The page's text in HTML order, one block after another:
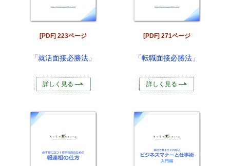
[PDF] 223ページ
「就活面接必勝法」
詳しく見る
[PDF] 271ページ
「転職面接必勝法」
詳しく見る